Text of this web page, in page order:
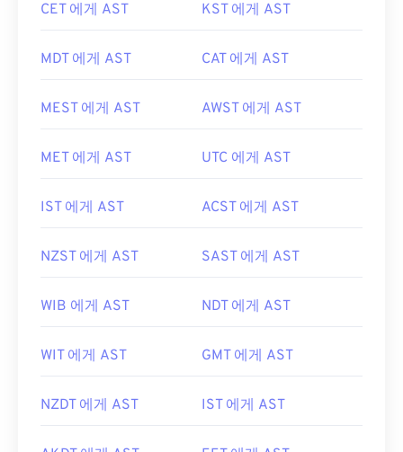
CET 에게 AST KST 에게 AST
MDT 에게 AST CAT 에게 AST
MEST 에게 AST AWST 에게 AST
MET 에게 AST UTC 에게 AST
IST 에게 AST ACST 에게 AST
NZST 에게 AST SAST 에게 AST
WIB 에게 AST NDT 에게 AST
WIT 에게 AST GMT 에게 AST
NZDT 에게 AST IST 에게 AST